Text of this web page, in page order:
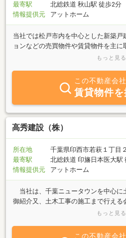
最寄駅
北総鉄道 秋山駅 徒歩2分
情報提供元
アットホーム
当社では松戸市内を中心とした新築
ョンなどの売買物件や賃貸物件を主に
０年になる情報量を駆使して、お住ま
もっと見る
この不動産会
賃貸物件を
高秀建設（株）
所在地
千葉県印西市若萩１丁目
最寄駅
北総鉄道 印旛日本医大駅
情報提供元
アットホーム
当社は、千葉ニュータウンを中心に
御紹介又、土木工事の施工まで行え
は「不動産・土木工事」の事なら、お
もっと見る
この不動産会